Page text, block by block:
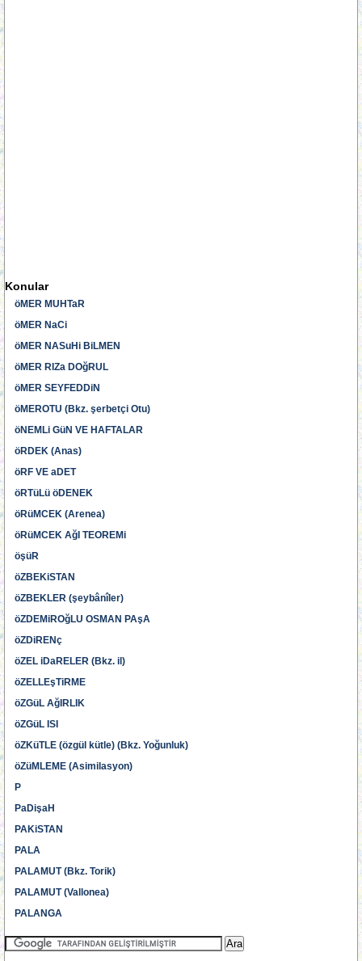
Konular
öMER MUHTaR
öMER NaCi
öMER NASuHi BiLMEN
öMER RIZa DOğRUL
öMER SEYFEDDiN
öMEROTU (Bkz. şerbetçi Otu)
öNEMLi GüN VE HAFTALAR
öRDEK (Anas)
öRF VE aDET
öRTüLü öDENEK
öRüMCEK (Arenea)
öRüMCEK AğI TEOREMi
öşüR
öZBEKiSTAN
öZBEKLER (şeybânîler)
öZDEMiROğLU OSMAN PAşA
öZDiRENç
öZEL iDaRELER (Bkz. il)
öZELLEşTiRME
öZGüL AğIRLIK
öZGüL ISI
öZKüTLE (özgül kütle) (Bkz. Yoğunluk)
öZüMLEME (Asimilasyon)
P
PaDişaH
PAKiSTAN
PALA
PALAMUT (Bkz. Torik)
PALAMUT (Vallonea)
PALANGA